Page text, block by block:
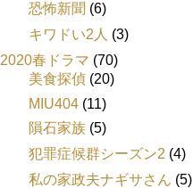
恐怖新聞 (6)
キワドい2人 (3)
2020春ドラマ (70)
美食探偵 (20)
MIU404 (11)
隕石家族 (5)
犯罪症候群シーズン2 (4)
私の家政夫ナギサさん (5)